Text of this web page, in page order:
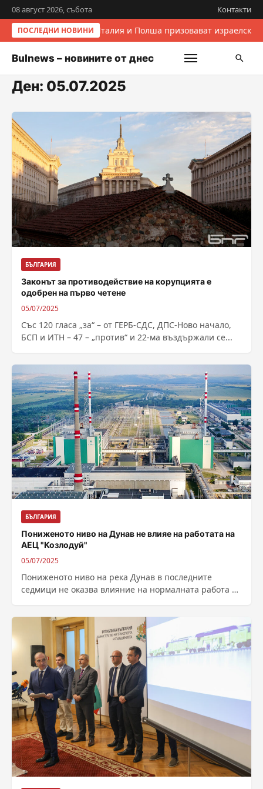
08 август 2026, събота Контакти
ПОСЛЕДНИ НОВИНИИталия и Полша призовават
Bulnews – новините от днес
Ден: 05.07.2025
БЪЛГАРИЯ
Законът за противодействие на корупцията е
одобрен на първо четене
05/07/2025
Със 120 гласа „за“ – от ГЕРБ-СДС, ДПС-Ново начало,
БСП и ИТН – 47 – „против“ и 22-ма въздържали се...
БЪЛГАРИЯ
Пониженото ниво на Дунав не влияе на работата на
АЕЦ "Козлодуй"
05/07/2025
Пониженото ниво на река Дунав в последните
седмици не оказва влияние на нормалната работа на